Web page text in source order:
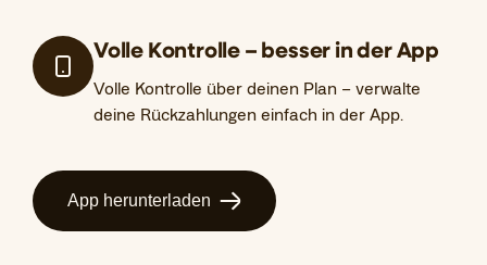
Volle Kontrolle – besser in der App
Volle Kontrolle über deinen Plan – verwalte
deine Rückzahlungen einfach in der App.
App herunterladen